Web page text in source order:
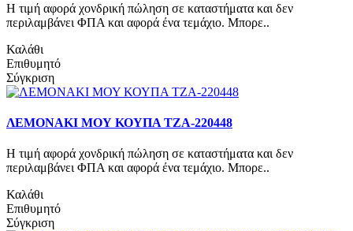
Η τιμή αφορά χονδρική πώληση σε καταστήματα και δεν
περιλαμβάνει ΦΠΑ και αφορά ένα τεμάχιο. Μπορε..
Καλάθι
Επιθυμητό
Σύγκριση
ΛΕΜΟΝΑΚΙ ΜΟΥ ΚΟΥΠΑ ΤΖΑ-220448
Η τιμή αφορά χονδρική πώληση σε καταστήματα και δεν
περιλαμβάνει ΦΠΑ και αφορά ένα τεμάχιο. Μπορε..
Καλάθι
Επιθυμητό
Σύγκριση